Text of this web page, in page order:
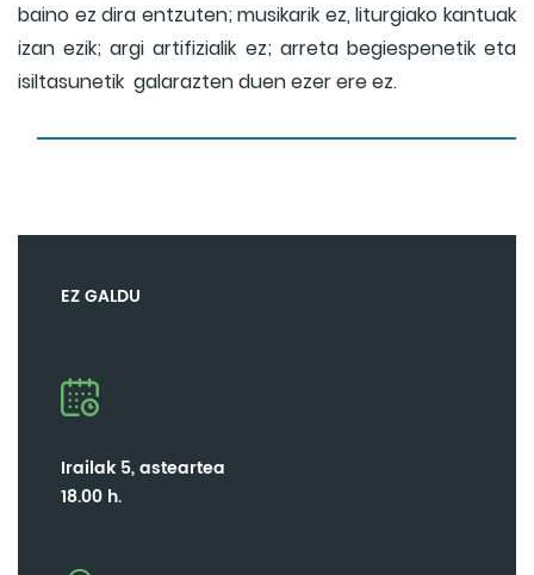
baino ez dira entzuten; musikarik ez, liturgiako kantuak
izan ezik; argi artifizialik ez; arreta begiespenetik eta
isiltasunetik galarazten duen ezer ere ez.
EZ GALDU
Irailak 5, asteartea
18.00 h.